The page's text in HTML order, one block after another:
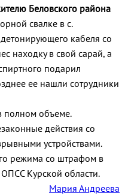
Беловского района
свалке в с.
кабеля со
находку в свой сарай, а
подарил
ее нашли сотрудники
полном объеме.
действия со
устройствами.
режима со штрафом в
Курской области.
Мария Андреева